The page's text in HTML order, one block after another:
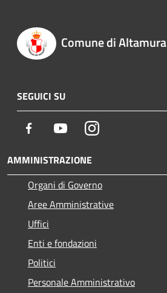
Comune di Altamura
SEGUICI SU
Facebook YoutubeInstagram
AMMINISTRAZIONE
Organi di Governo
Aree Amministrative
Uffici
Enti e fondazioni
Politici
Personale Amministrativo